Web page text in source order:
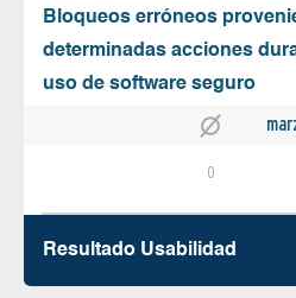
Bloqueos erróneos
determinadas acciones
uso de software seguro
0
Resultado Usabilidad